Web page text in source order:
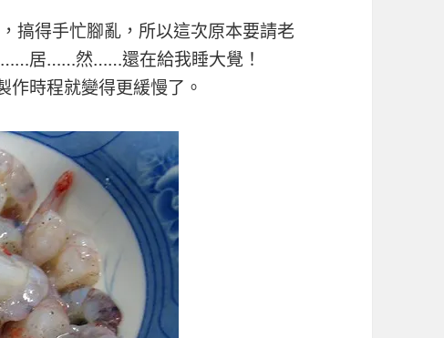
搞得手忙腳亂，所以這次原本要請老
……居……然……還在給我睡大覺！
時程就變得更緩慢了。